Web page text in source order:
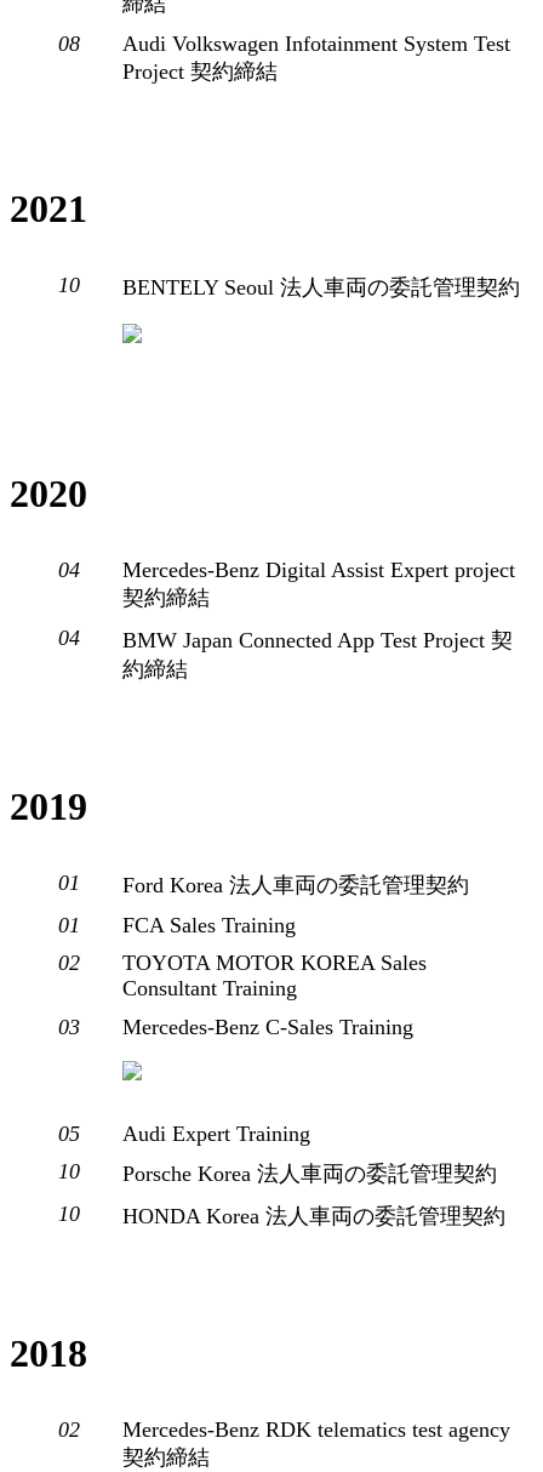
08
Audi Volkswagen Infotainment System Test
Project 契約締結
2021
10 BENTELY Seoul 法人車両の委託管理契約
2020
04
Mercedes-Benz Digital Assist Expert project
契約締結
04
BMW Japan Connected App Test Project 契
約締結
2019
01
Ford Korea 法人車両の委託管理契約
01
FCA Sales Training
02
TOYOTA MOTOR KOREA Sales
Consultant Training
03
Mercedes-Benz C-Sales Training
05
Audi Expert Training
10
Porsche Korea 法人車両の委託管理契約
10
HONDA Korea 法人車両の委託管理契約
2018
02
Mercedes-Benz RDK telematics test agency
契約締結